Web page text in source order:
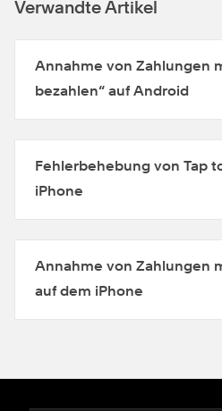
Verwandte Artikel
Annahme von Zahlungen
bezahlen“ auf Android
Fehlerbehebung von Tap
iPhone
Annahme von Zahlungen
auf dem iPhone